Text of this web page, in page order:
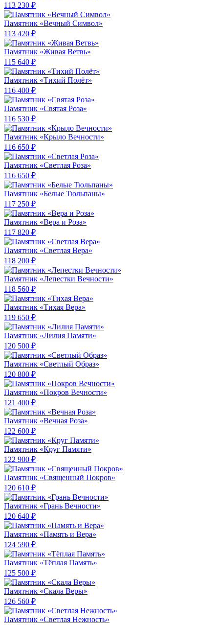
113 230 ₽
Памятник «Вечный Символ»
113 420 ₽
Памятник «Живая Ветвь»
115 640 ₽
Памятник «Тихий Полёт»
116 400 ₽
Памятник «Святая Роза»
116 530 ₽
Памятник «Крыло Вечности»
116 650 ₽
Памятник «Светлая Роза»
116 650 ₽
Памятник «Белые Тюльпаны»
117 250 ₽
Памятник «Вера и Роза»
117 820 ₽
Памятник «Светлая Вера»
118 200 ₽
Памятник «Лепестки Вечности»
118 560 ₽
Памятник «Тихая Вера»
119 650 ₽
Памятник «Лилия Памяти»
120 500 ₽
Памятник «Светлый Образ»
120 800 ₽
Памятник «Покров Вечности»
121 400 ₽
Памятник «Вечная Роза»
122 600 ₽
Памятник «Круг Памяти»
122 900 ₽
Памятник «Священный Покров»
120 610 ₽
Памятник «Грань Вечности»
120 640 ₽
Памятник «Память и Вера»
124 590 ₽
Памятник «Тёплая Память»
125 500 ₽
Памятник «Скала Веры»
126 560 ₽
Памятник «Светлая Нежность»